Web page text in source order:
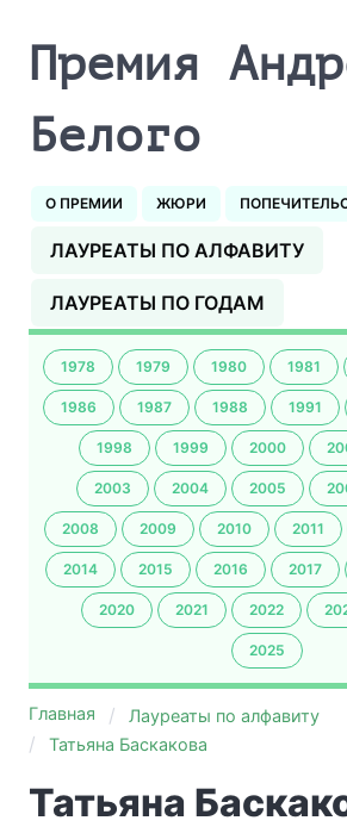
Премия
Белого
О ПРЕМИИ ЖЮРИ
ЛАУРЕАТЫ ПО АЛФАВИТУ
ЛАУРЕАТЫ ПО ГОДАМ
1978 1979 1980 1981
1986 1987 1988 1991
1998 1999 2000
2003 2004 2005
2008 2009 2010 2011
2014 2015 2016 2017
2020 2021 2022
2025
Главная
Лауреаты по алфавиту
Татьяна Баскакова
Татьяна